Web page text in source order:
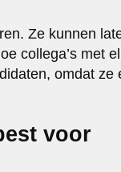
Ze kunnen
collega’s met
omdat ze
voor